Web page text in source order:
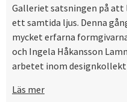
Galleriet satsningen på att
ett samtida ljus. Denna
mycket erfarna
och Ingela Håkansson
arbetet inom
Läs mer